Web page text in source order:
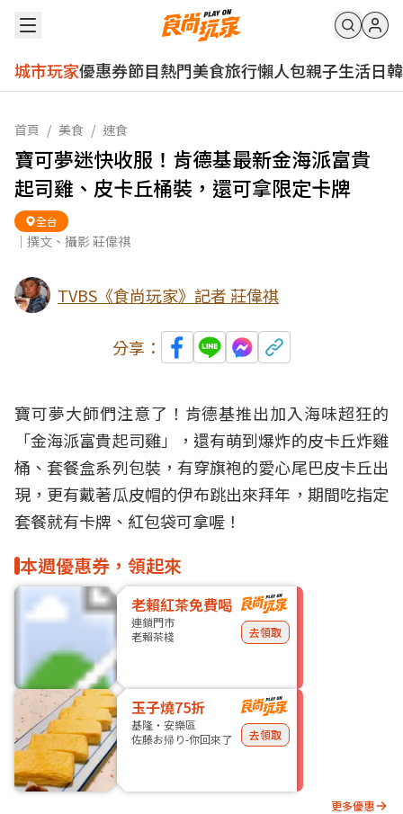
城市玩家優惠券節目熱門美食旅行懶人包親子生活日韓
首頁 / 美食 / 速食
寶可夢迷快收服！肯德基最新金海派富貴
起司雞、皮卡丘桶裝，還可拿限定卡牌
全台
｜撰文、攝影 莊偉祺
TVBS《食尚玩家》記者 莊偉祺
分享：
寶可夢大師們注意了！ 肯德基推出加入海味超狂的
「金海派富貴起司雞」，還有萌到爆炸的皮卡丘炸雞
桶、套餐盒系列包裝，有穿旗袍的愛心尾巴皮卡丘出
現，更有戴著瓜皮帽的伊布跳出來拜年，期間吃指定
套餐就有卡牌、紅包袋可拿喔！
本週優惠券，領起來
老賴紅茶免費喝
連鎖門市
老賴茶棧
去領取
玉子燒75折
基隆・安樂區
佐藤お帰り-你回來了
去領取
更多優惠